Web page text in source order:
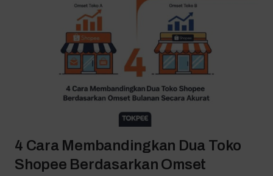
4 Cara Membandingkan Dua Toko
Shopee Berdasarkan Omset